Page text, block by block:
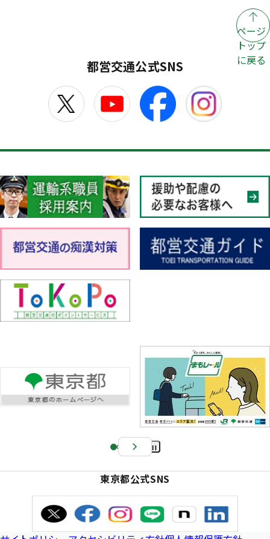
ページ
トップ
に戻る
都営交通公式SNS
Pa
e
東京都公式SNS